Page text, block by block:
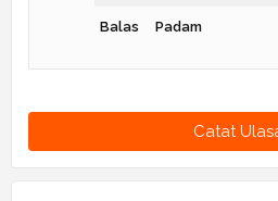
Balas Padam
Catat